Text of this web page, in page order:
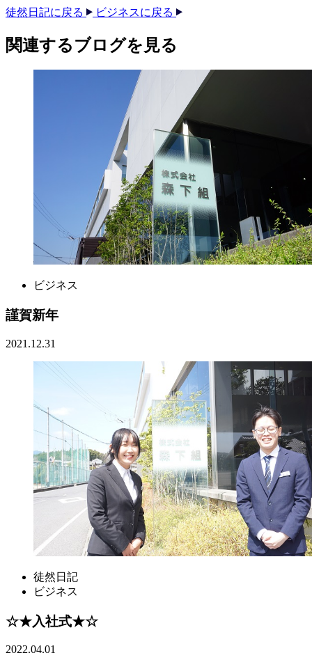
徒然日記に戻る ビジネスに戻る
関連する​ブログを​見る​
ビジネス
謹賀新年
2021.12.31
徒然日記
ビジネス
☆★入社式★☆
2022.04.01